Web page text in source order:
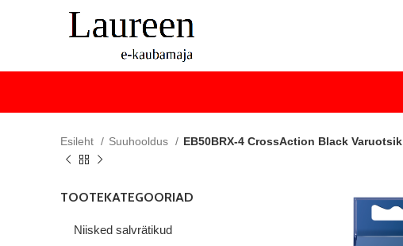
Esileht Suuhooldus EB50BRX-4 CrossAction Black Varuotsik
TOOTEKATEGOORIAD
Niisked salvrätikud